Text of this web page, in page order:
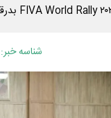
شناسه خبر: